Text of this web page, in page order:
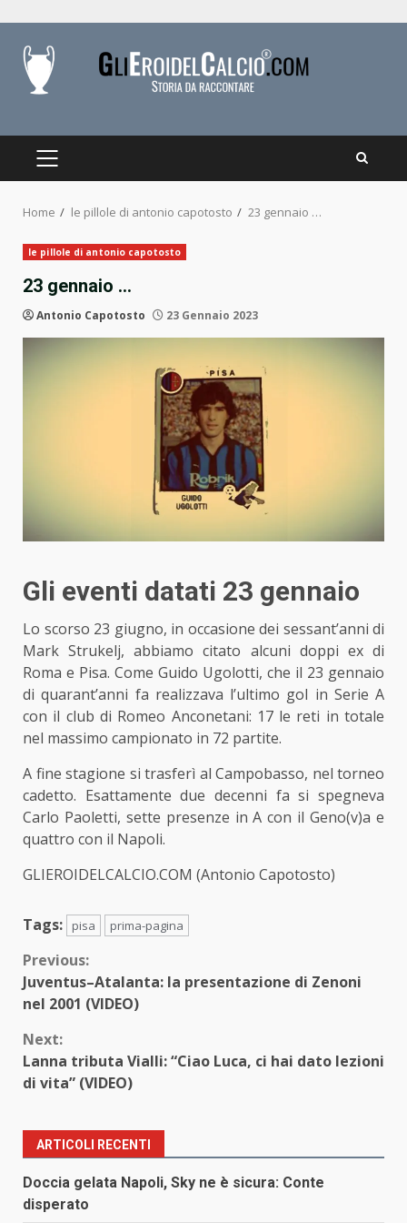
content
PRIMARY
Home le pillole di antonio capotosto 23 gennaio …
le pillole di antonio capotosto
23 gennaio …
Antonio Capotosto 23 Gennaio 2023
Gli eventi datati 23 gennaio
Lo scorso 23 giugno, in occasione dei sessant’anni di
Mark Strukelj, abbiamo citato alcuni doppi ex di
Roma e Pisa. Come Guido Ugolotti, che il 23 gennaio
di quarant’anni fa realizzava l’ultimo gol in Serie A
con il club di Romeo Anconetani: 17 le reti in totale
nel massimo campionato in 72 partite.
A fine stagione si trasferì al Campobasso, nel torneo
cadetto. Esattamente due decenni fa si spegneva
Carlo Paoletti, sette presenze inA con il Geno(v)a e
quattro con il Napoli.
GLIEROIDELCALCIO.COM (Antonio Capotosto)
Tags: pisa prima-pagina
Continue
Reading
Previous:
Juventus–Atalanta: la presentazione di Zenoni
nel 2001 (VIDEO)
Next:
Lanna tributa Vialli: “Ciao Luca, ci hai dato lezioni
di vita” (VIDEO)
ARTICOLI RECENTI
Doccia gelata Napoli, Sky ne è sicura: Conte
disperato